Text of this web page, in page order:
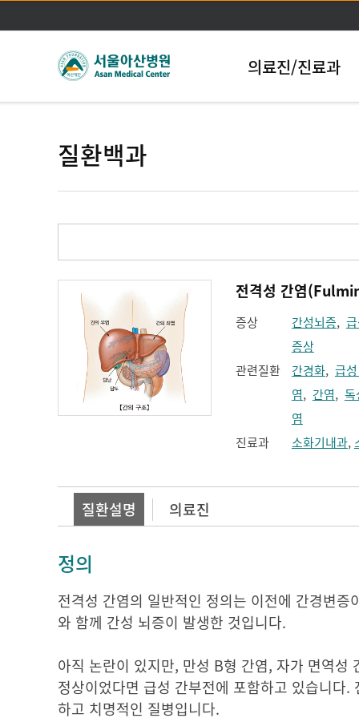
의료진/진료과
질환백과
전격성 간염
증상 간성뇌증,
증상
관련질환
간경화, 급
염, 간염, 독
염
진료과
소화기내과,
질환설명 의료진
정의
전격성 간염의 일반적인 정의는 이전에 간경변
와 함께 간성 뇌증이 발생한 것입니다.
아직 논란이 있지만, 만성 B형 간염, 자가 면역
정상이었다면 급성 간부전에 포함하고 있습니
하고 치명적인 질병입니다.